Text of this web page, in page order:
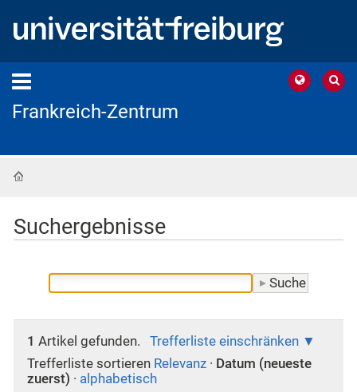
Frankreich-Zentrum
Suchergebnisse
1 Artikel gefunden.
Trefferliste einschränken
Trefferliste sortieren Relevanz · Datum (neueste
zuerst) · alphabetisch